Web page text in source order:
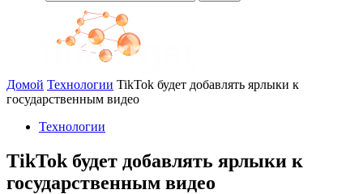
Домой Технологии TikTok будет добавлять ярлыки к
государственным видео
Технологии
TikTok будет добавлять ярлыки к
государственным видео